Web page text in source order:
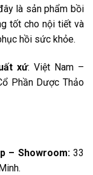
là sản phẩm bồi
tốt cho nội tiết và
hồi sức khỏe.
xứ: Việt Nam –
Phần Dược Thảo
– Showroom: 33